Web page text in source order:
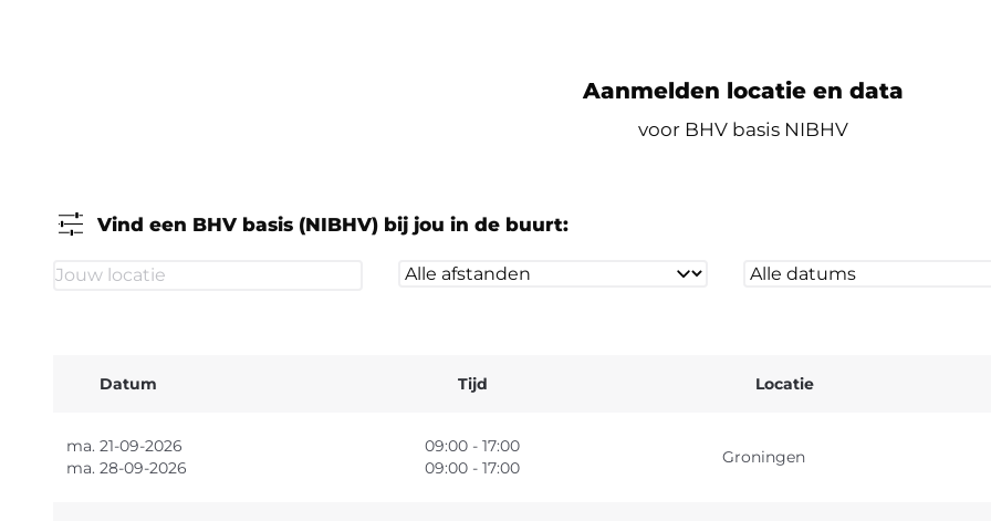
Aanmelden locatie en data
voor BHV basis NIBHV
Vind een BHV basis (NIBHV) bij jou in de buurt:
Datum Tijd Locatie
ma. 21-09-2026
ma. 28-09-2026
09:00 - 17:00
09:00 - 17:00
Groningen